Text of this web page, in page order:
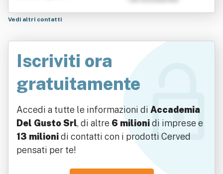
Vedi altri contatti
Iscriviti ora
gratuitamente
Accedi a tutte le informazioni di Accademia
Del Gusto Srl, di altre 6 milionidi imprese e
13 milionidi contatti con i prodotti Cerved
pensati per te!